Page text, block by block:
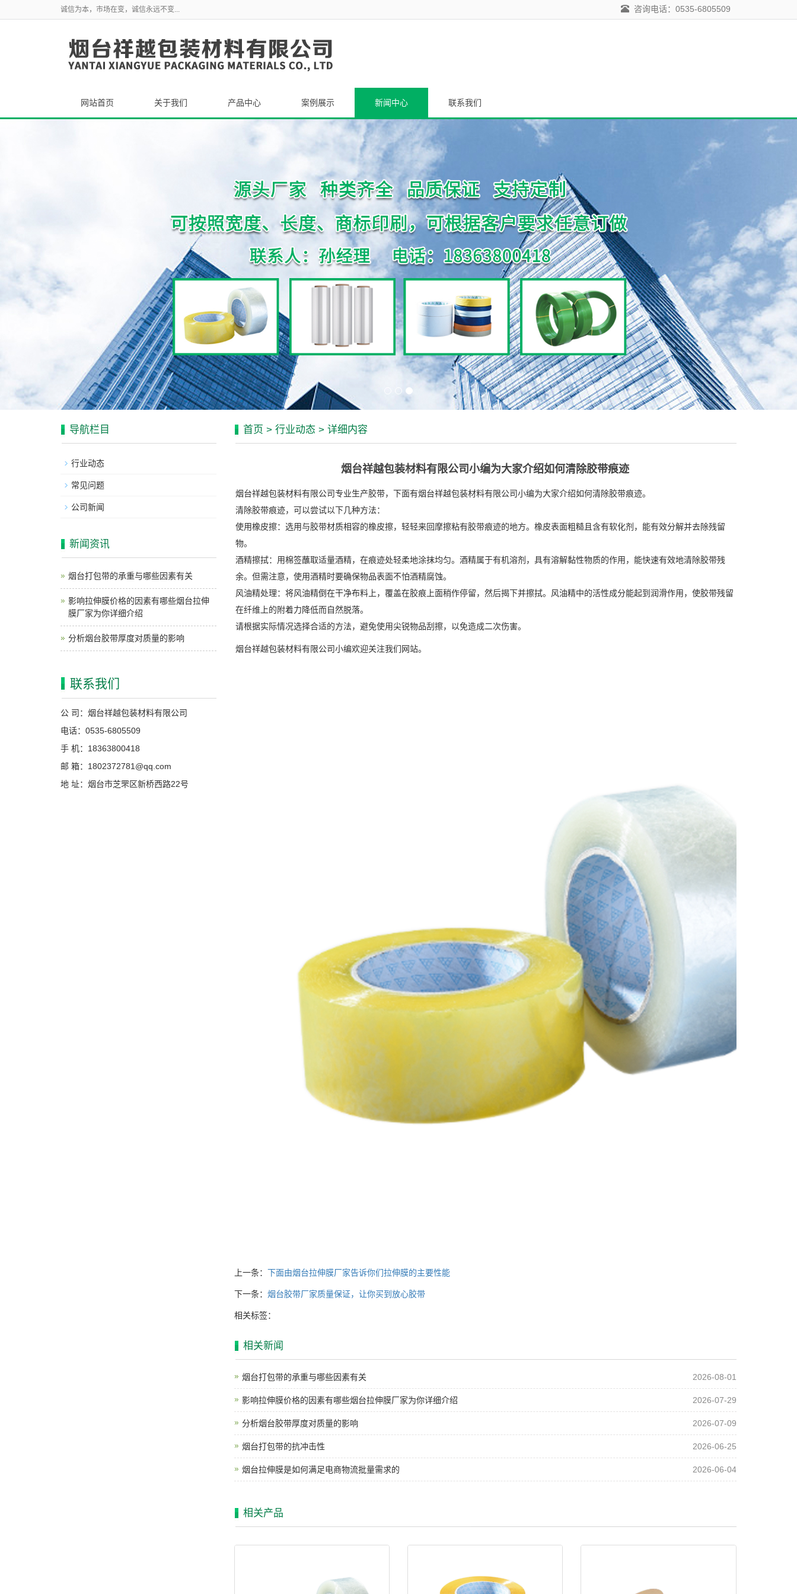
诚信为本，市场在变，诚信永远不变... 咨询电话：0535-6805509
网站首页 关于我们 产品中心 案例展示 新闻中心 联系我们
首页 > 行业动态> 详细内容
烟台祥越包装材料有限公司小编为大家介绍如何清除胶带痕迹
烟台祥越包装材料有限公司专业生产胶带，下面有烟台祥越包装材料有限公司小编为大家介绍如何清除胶带痕迹。
清除胶带痕迹，可以尝试以下几种方法：
使用橡皮擦：选用与胶带材质相容的橡皮擦，轻轻来回摩擦粘有胶带痕迹的地方。橡皮表面粗糙且含有软化剂，能有效分解并去除残留
物。
酒精擦拭：用棉签蘸取适量酒精，在痕迹处轻柔地涂抹均匀。酒精属于有机溶剂，具有溶解黏性物质的作用，能快速有效地清除胶带残
余。但需注意，使用酒精时要确保物品表面不怕酒精腐蚀。
风油精处理：将风油精倒在干净布料上，覆盖在胶痕上面稍作停留，然后揭下并擦拭。风油精中的活性成分能起到润滑作用，使胶带残留
在纤维上的附着力降低而自然脱落。
请根据实际情况选择合适的方法，避免使用尖锐物品刮擦，以免造成二次伤害。
烟台祥越包装材料有限公司小编欢迎关注我们网站。
上一条： 下面由烟台拉伸膜厂家告诉你们拉伸膜的主要性能
下一条： 烟台胶带厂家质量保证，让你买到放心胶带
相关标签：
相关新闻
烟台打包带的承重与哪些因素有关 2026-08-01
影响拉伸膜价格的因素有哪些烟台拉伸膜厂家为你详细介绍 2026-07-29
分析烟台胶带厚度对质量的影响 2026-07-09
烟台打包带的抗冲击性 2026-06-25
烟台拉伸膜是如何满足电商物流批量需求的 2026-06-04
相关产品
导航栏目
行业动态
常见问题
公司新闻
新闻资讯
烟台打包带的承重与哪些因素有关
影响拉伸膜价格的因素有哪些烟台拉伸
膜厂家为你详细介绍
分析烟台胶带厚度对质量的影响
联系我们
公 司：烟台祥越包装材料有限公司
电话：0535-6805509
手 机：18363800418
邮 箱：1802372781@qq.com
地 址：烟台市芝罘区新桥西路22号